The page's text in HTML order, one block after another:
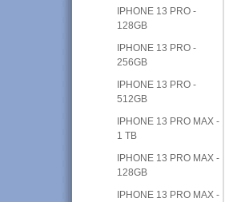
IPHONE 13 PRO -
128GB
IPHONE 13 PRO -
256GB
IPHONE 13 PRO -
512GB
IPHONE 13 PRO MAX -
1 TB
IPHONE 13 PRO MAX -
128GB
IPHONE 13 PRO MAX -